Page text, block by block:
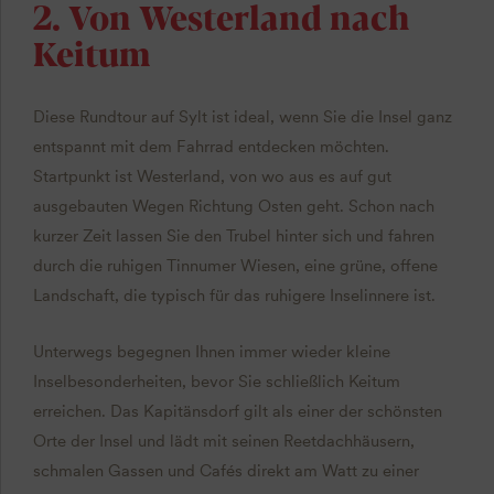
2. Von Westerland nach
Keitum
Diese Rundtour auf Sylt ist ideal, wenn Sie die Insel ganz
entspannt mit dem Fahrrad entdecken möchten.
Startpunkt ist Westerland, von wo aus es auf gut
ausgebauten Wegen Richtung Osten geht. Schon nach
kurzer Zeit lassen Sie den Trubel hinter sich und fahren
durch die ruhigen Tinnumer Wiesen, eine grüne, offene
Landschaft, die typisch für das ruhigere Inselinnere ist.
Unterwegs begegnen Ihnen immer wieder kleine
Inselbesonderheiten, bevor Sie schließlich Keitum
erreichen. Das Kapitänsdorf gilt als einer der schönsten
Orte der Insel und lädt mit seinen Reetdachhäusern,
schmalen Gassen und Cafés direkt am Watt zu einer